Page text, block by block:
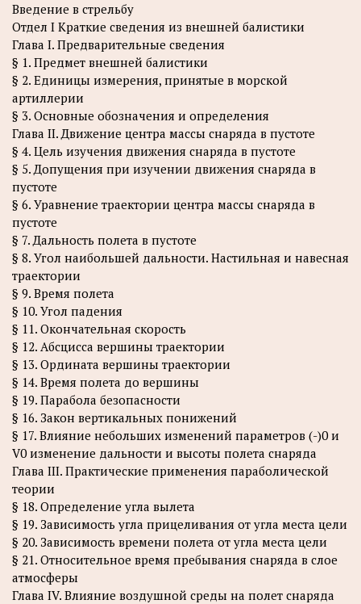
Введение в стрельбу
Отдел I Краткие сведения из внешней балистики
Глава I. Предварительные сведения
§ 1. Предмет внешней балистики
§ 2. Единицы измерения, принятые в морской
артиллерии
§ 3. Основные обозначения и определения
Глава II. Движение центра массы снаряда в пустоте
§ 4. Цель изучения движения снаряда в пустоте
§ 5. Допущения при изучении движения снаряда в
пустоте
§ 6. Уравнение траектории центра массы снаряда в
пустоте
§ 7. Дальность полета в пустоте
§ 8. Угол наибольшей дальности. Настильная и навесная
траектории
§ 9. Время полета
§ 10. Угол падения
§ 11. Окончательная скорость
§ 12. Абсцисса вершины траектории
§ 13. Ордината вершины траектории
§ 14. Время полета до вершины
§ 19. Парабола безопасности
§ 16. Закон вертикальных понижений
§ 17. Влияние небольших изменений параметров (-)0 и
V0 изменение дальности и высоты полета снаряда
Глава III. Практические применения параболической
теории
§ 18. Определение угла вылета
§ 19. Зависимость угла прицеливания от угла места цели
§ 20. Зависимость времени полета от угла места цели
§ 21. Относительное время пребывания снаряда в слое
атмосферы
Глава IV. Влияние воздушной среды на полет снаряда